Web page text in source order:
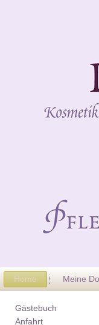
Home Meine
Gästebuch
Anfahrt